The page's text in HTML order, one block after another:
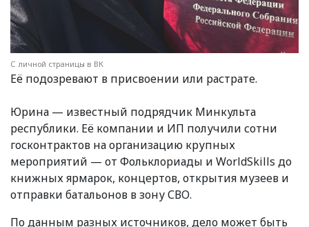
С личной страницы в ВК
Её подозревают в присвоении или растрате.
Юрина — известный подрядчик Минкульта
республики. Её компании и ИП получили сотни
госконтрактов на организацию крупных
мероприятий — от Фольклориады и WorldSkills до
книжных ярмарок, концертов, открытия музеев и
отправки батальонов в зону СВО.
По данным разных источников, дело может быть